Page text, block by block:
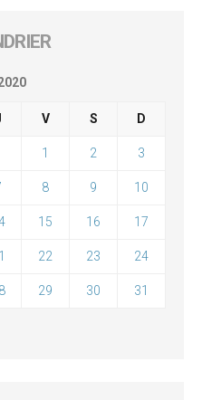
V S D
1 2 3
8 9 10
15 16 17
22 23 24
29 30 31